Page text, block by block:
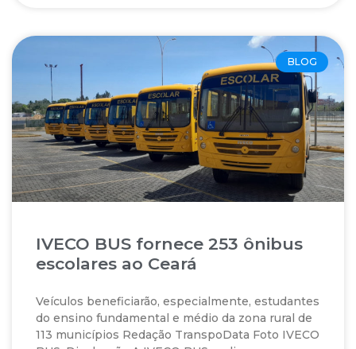
BLOG
IVECO BUS fornece 253 ônibus
escolares ao Ceará
Veículos beneficiarão, especialmente, estudantes
do ensino fundamental e médio da zona rural de
113 municípios Redação TranspoData Foto IVECO